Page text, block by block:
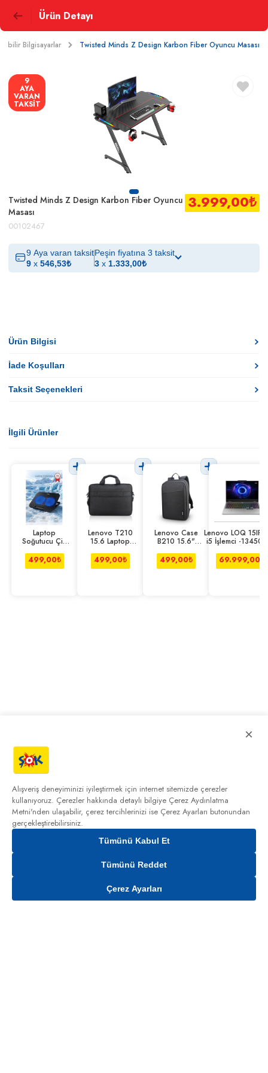
Ürün Detayı
Bilgisayarlar Twisted Minds Z Design Karbon Fiber Oyuncu Masası
9
AYA
VARAN
TAKSİT
Twisted Minds Z Design Karbon Fiber Oyuncu
Masası
00102467
3.999,00₺
Gelince Haber Ver
9 Aya varan taksit
9 x 546,53₺
Peşin fiyatına 3 taksit
3 x 1.333,00₺
Ürün Bilgisi
İade Koşulları
Taksit Seçenekleri
İlgili Ürünler
Laptop
Soğutucu Çift
Ayarlanabilir
Dizüstü B
499,00₺
Lenovo T210
15.6 Laptop
Siyah
499,00₺
Lenovo Case
B210 15.6"
Çantası - Siyah
499,00₺
Lenovo LOQ
i5 İşlemci -
-
69.999,00
×
Alışveriş deneyiminizi iyileştirmek için internet sitemizde çerezler
kullanıyoruz. Çerezler hakkında detaylı bilgiye Çerez Aydınlatma
Metni'nden ulaşabilir, çerez tercihlerinizi ise Çerez Ayarları butonundan
gerçekleştirebilirsiniz.
Tümünü Kabul Et
Tümünü Reddet
Çerez Ayarları